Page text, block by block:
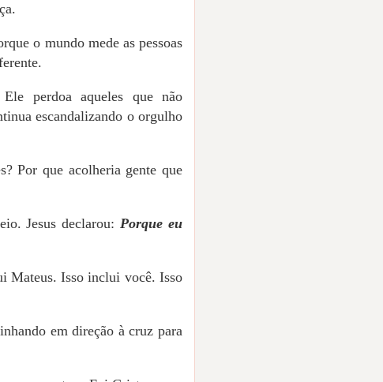
o mundo mede as pessoas
perdoa aqueles que não
escandalizando o orgulho
Por que acolheria gente que
Jesus declarou:Porque eu
Mateus. Isso inclui você. Isso
em direção à cruz para